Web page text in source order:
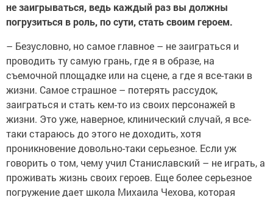
не заигрываться, ведь каждый раз вы должны
погрузиться в роль, по сути, стать своим героем.
– Безусловно, но самое главное – не заиграться и
проводить ту самую грань, где я в образе, на
съемочной площадке или на сцене, а где я все-таки в
жизни. Самое страшное – потерять рассудок,
заиграться и стать кем-то из своих персонажей в
жизни. Это уже, наверное, клинический случай, я все-
таки стараюсь до этого не доходить, хотя
проникновение довольно-таки серьезное. Если уж
говорить о том, чему учил Станиславский – не играть, а
проживать жизнь своих героев. Еще более серьезное
погружение дает школа Михаила Чехова, которая